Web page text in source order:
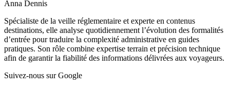
Anna Dennis
Spécialiste de la veille réglementaire et experte en contenus
destinations, elle analyse quotidiennement l’évolution des formalités
d’entrée pour traduire la complexité administrative en guides
pratiques. Son rôle combine expertise terrain et précision technique
afin de garantir la fiabilité des informations délivrées aux voyageurs.
Suivez-nous sur Google